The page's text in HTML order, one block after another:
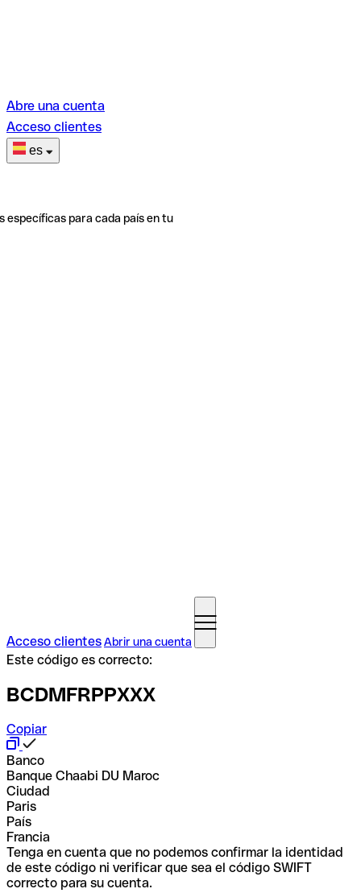
Abre una cuenta
Acceso clientes
es
específicas para cada país en tu
Acceso clientesAbrir una cuenta
Este código es correcto:
BCDMFRPPXXX
Copiar
Banco
Banque Chaabi DU Maroc
Ciudad
Paris
País
Francia
Tenga en cuenta que no podemos confirmar la identidad
de este código ni verificar que sea el código SWIFT
correcto para su cuenta.